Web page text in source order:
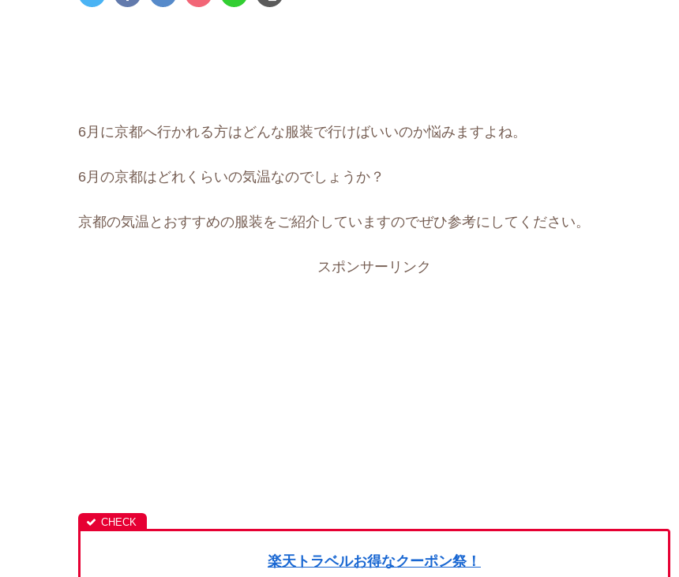
6月に京都へ行かれる方はどんな服装で行けばいいのか悩みますよね。
6月の京都はどれくらいの気温なのでしょうか？
京都の気温とおすすめの服装をご紹介していますのでぜひ参考にしてください。
スポンサーリンク
楽天トラベルお得なクーポン祭！